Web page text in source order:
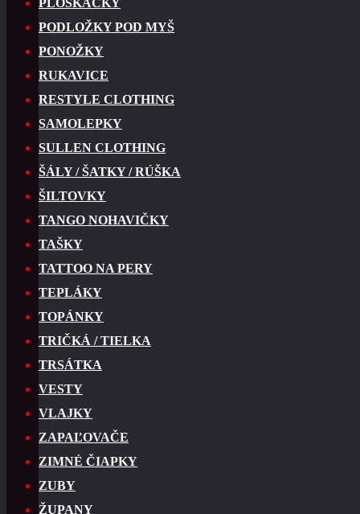
PLOSKAČKY
PODLOŽKY POD MYŠ
PONOŽKY
RUKAVICE
RESTYLE CLOTHING
SAMOLEPKY
SULLEN CLOTHING
ŠÁLY / ŠATKY / RÚŠKA
ŠILTOVKY
TANGO NOHAVIČKY
TAŠKY
TATTOO NA PERY
TEPLÁKY
TOPÁNKY
TRIČKÁ / TIELKA
TRSÁTKA
VESTY
VLAJKY
ZAPAĽOVAČE
ZIMNÉ ČIAPKY
ZUBY
ŽUPANY